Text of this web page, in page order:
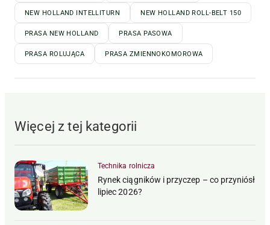
NEW HOLLAND INTELLITURN NEW HOLLAND ROLL-BELT 150
PRASA NEW HOLLAND PRASA PASOWA
PRASA ROLUJĄCA PRASA ZMIENNOKOMOROWA
Więcej z tej kategorii
Technika rolnicza
Rynek ciągników i przyczep – co przyniósł
lipiec 2026?